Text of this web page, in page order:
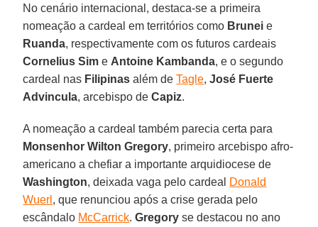
No cenário internacional, destaca-se a primeira
nomeação a cardeal em territórios como Brunei e
Ruanda, respectivamente com os futuros cardeais
Cornelius Sim e Antoine Kambanda, e o segundo
cardeal nas Filipinas além deTagle,José Fuerte
Advincula, arcebispo deCapiz.
A nomeação a cardeal também parecia certa para
Monsenhor Wilton Gregory, primeiro arcebispo afro-
americano a chefiar a importante arquidiocese de
Washington, deixada vaga pelo cardeal Donald
Wuerl , que renunciou após a crise gerada pelo
escândalo McCarrick.Gregory se destacou no ano